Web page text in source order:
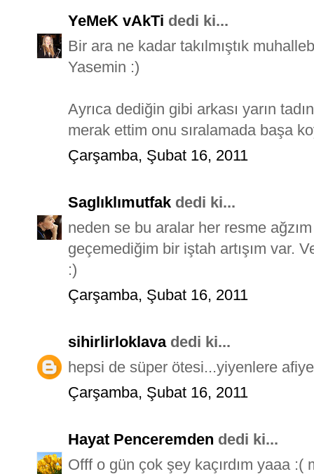
YeMeK vAkTi dedi ki...
Bir ara ne kadar takılmıştık
Yasemin :)
Ayrıca dediğin gibi arkası yarın
merak ettim onu sıralamada başa
Çarşamba, Şubat 16, 2011
Saglıklımutfak dedi ki...
neden se bu aralar her resme
geçemediğim bir iştah artışım var.
:)
Çarşamba, Şubat 16, 2011
sihirlirloklavadedi ki...
hepsi de süper ötesi...yiyenlere
Çarşamba, Şubat 16, 2011
Hayat Penceremden dedi ki...
Offf o gün çok şey kaçırdım yaaa :(